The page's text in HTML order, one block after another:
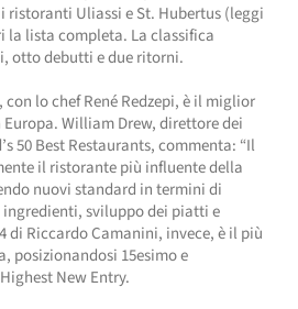
ristoranti Uliassi e St. Hubertus (leggi
la lista completa. La classifica
otto debutti e due ritorni.
lo chef René Redzepi, è il miglior
William Drew, direttore dei
50 Best Restaurants, commenta: “Il
il ristorante più influente della
nuovi standard in termini di
ingredienti, sviluppo dei piatti e
di Riccardo Camanini, invece, è il più
posizionandosi 15esimo e
New Entry.